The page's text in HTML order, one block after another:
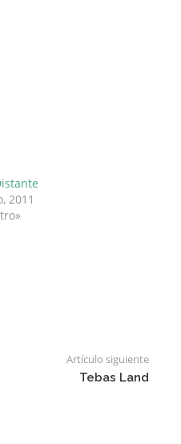
2011
Artículo siguiente
Tebas Land